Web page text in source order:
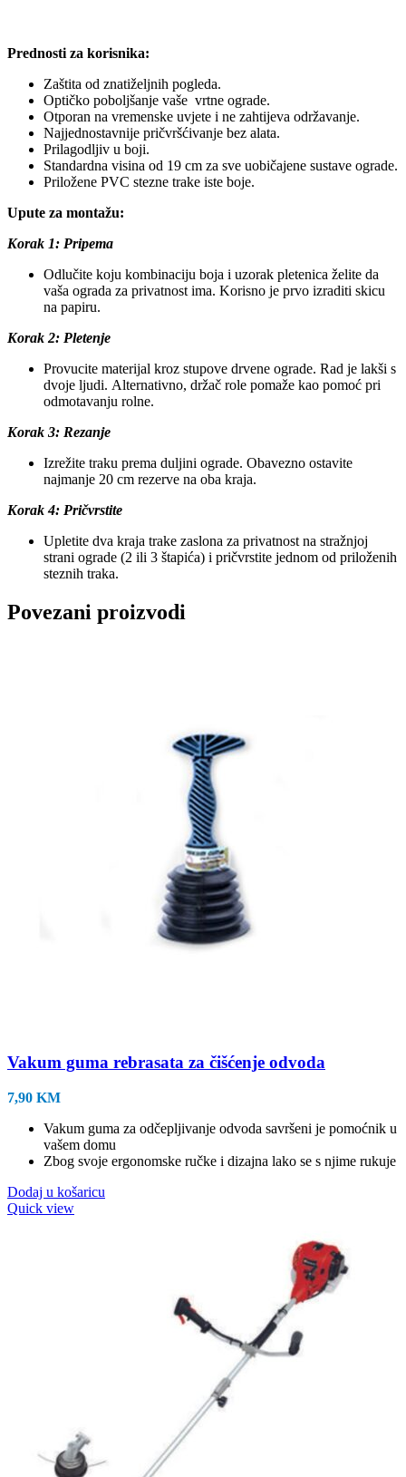
Prednosti za korisnika:
Zaštita od znatiželjnih pogleda.
Optičko poboljšanje vaše vrtne ograde.
Otporan na vremenske uvjete i ne zahtijeva održavanje.
Najjednostavnije pričvršćivanje bez alata.
Prilagodljiv u boji.
Standardna visina od 19 cm za sve uobičajene sustave ograde.
Priložene PVC stezne trake iste boje.
Upute za montažu:
Korak 1: Pripema
Odlučite koju kombinaciju boja i uzorak pletenica želite da
vaša ograda za privatnost ima. Korisno je prvo izraditi skicu
na papiru.
Korak 2: Pletenje
Provucite materijal kroz stupove drvene ograde. Rad je lakši s
dvoje ljudi. Alternativno, držač role pomaže kao pomoć pri
odmotavanju rolne.
Korak 3: Rezanje
Izrežite traku prema duljini ograde. Obavezno ostavite
najmanje 20 cm rezerve na oba kraja.
Korak 4: Pričvrstite
Upletite dva kraja trake zaslona za privatnost na stražnjoj
strani ograde (2 ili 3 štapića) i pričvrstite jednom od priloženih
steznih traka.
Povezani proizvodi
Vakum guma rebrasata za čišćenje odvoda
7,90 KM
Vakum guma za odčepljivanje odvoda savršeni je pomoćnik u
vašem domu
Zbog svoje ergonomske ručke i dizajna lako se s njime rukuje
Dodaj u košaricu
Quick view